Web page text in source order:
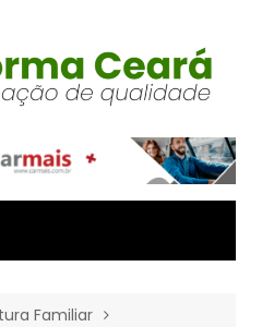
Familiar